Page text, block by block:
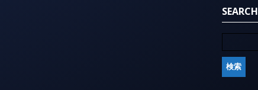
SEARCH